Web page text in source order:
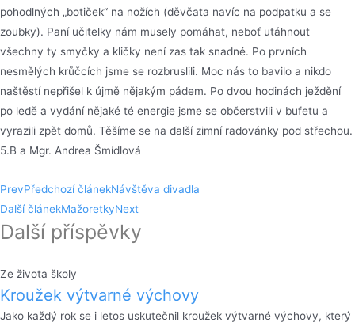
pohodlných „botiček“ na nožích (děvčata navíc na podpatku a se
zoubky). Paní učitelky nám musely pomáhat, neboť utáhnout
všechny ty smyčky a kličky není zas tak snadné. Po prvních
nesmělých krůčcích jsme se rozbruslili. Moc nás to bavilo a nikdo
naštěstí nepřišel k újmě nějakým pádem. Po dvou hodinách ježdění
po ledě a vydání nějaké té energie jsme se občerstvili v bufetu a
vyrazili zpět domů. Těšíme se na další zimní radovánky pod střechou.
5.B a Mgr. Andrea Šmídlová
PrevPředchozí článekNávštěva divadla
Další článekMažoretkyNext
Další příspěvky
Ze života školy
Kroužek výtvarné výchovy
Jako každý rok se i letos uskutečnil kroužek výtvarné výchovy, který